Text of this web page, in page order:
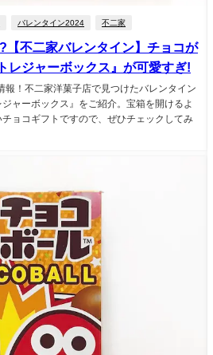
バレンタイン2024 不二家
【不二家バレンタイン】チョコが
レジャーボックス』が可愛すぎ!
報！不二家洋菓子店で見つけたバレンタイン
ャーボックス』をご紹介。宝箱を開けるよ
ョコギフトですので、ぜひチェックしてみ